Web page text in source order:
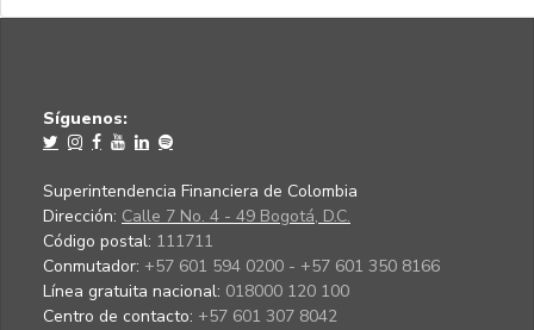
Síguenos:
Superintendencia Financiera de Colombia
Dirección: Calle 7 No. 4 - 49 Bogotá, D.C.
Código postal: 111711
Conmutador: +57 601 594 0200 - +57 601 350 8166
Línea gratuita nacional: 018000 120 100
Centro de contacto: +57 601 307 8042